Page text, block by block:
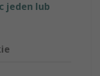
jeden lub